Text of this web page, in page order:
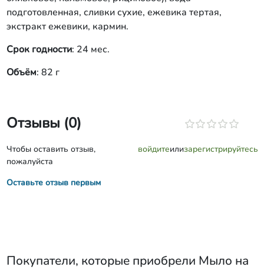
подготовленная, сливки сухие, ежевика тертая,
экстракт ежевики, кармин.
Срок годности: 24 мес.
Объём: 82 г
Отзывы (0)
Чтобы оставить отзыв,
пожалуйста
войдитеилизарегистрируйтесь
Оставьте отзыв первым
Покупатели, которые приобрели Мыло на